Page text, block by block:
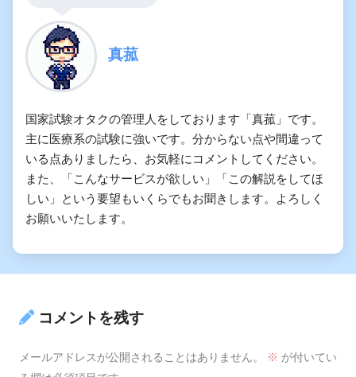
真菰
国家試験オタクの管理人をしております「真菰」です。
主に医療系の試験に強いです。分からない点や間違って
いる点ありましたら、お気軽にコメントしてください。
また、「こんなサービスが欲しい」「この解説をしてほ
しい」という要望もいくらでもお聞きします。よろしく
お願いいたします。
コメントを残す
メールアドレスが公開されることはありません。 ※ が付いてい